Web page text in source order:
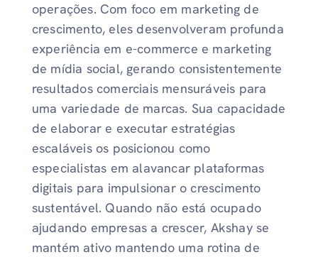
operações. Com foco em marketing de
crescimento, eles desenvolveram profunda
experiência em e-commerce e marketing
de mídia social, gerando consistentemente
resultados comerciais mensuráveis ​​para
uma variedade de marcas. Sua capacidade
de elaborar e executar estratégias
escaláveis ​​os posicionou como
especialistas em alavancar plataformas
digitais para impulsionar o crescimento
sustentável. Quando não está ocupado
ajudando empresas a crescer, Akshay se
mantém ativo mantendo uma rotina de